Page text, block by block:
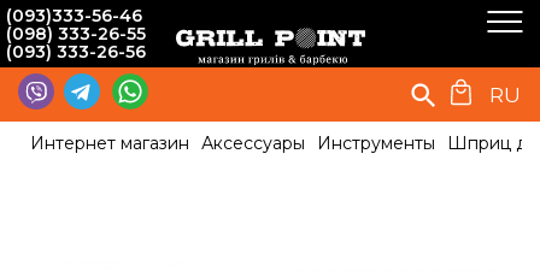
(093)333-56-46
(098) 333-26-55
(093) 333-26-56
RU
Интернет магазин Аксессуары Инструменты Шприц